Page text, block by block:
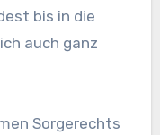
bis in die
auch ganz
Sorgerechts